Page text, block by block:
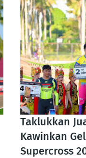
Taklukkan
Kawinkan
Supercross